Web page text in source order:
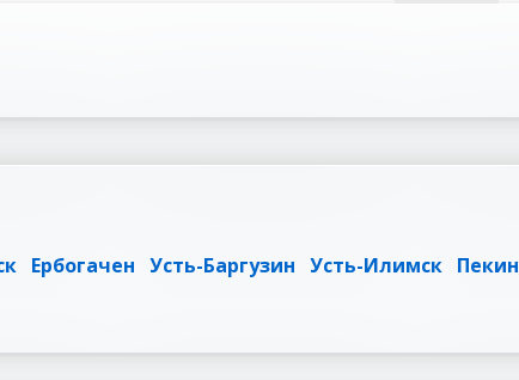
Ербогачен Усть-Баргузин Усть-Илимск Пекин